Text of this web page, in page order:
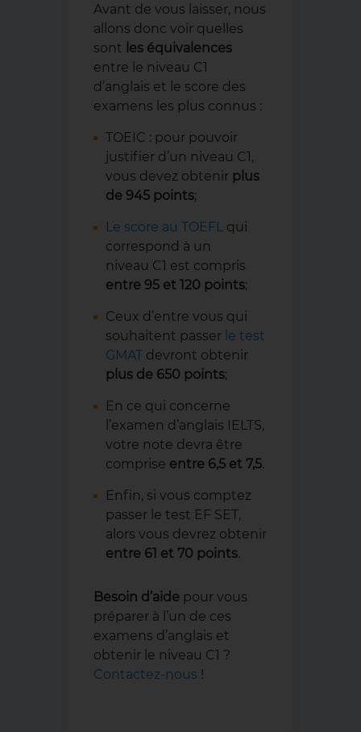
Avant de vous laisser, nous
allons donc voir quelles
sont les équivalences
entre le niveau C1
d’anglais et le score des
examens les plus connus :
TOEIC : pour pouvoir
justifier d’un niveau C1,
vous devez obtenir plus
de 945 points;
Le score au TOEFL qui
correspond à un
niveau C1 est compris
entre 95 et 120 points;
Ceux d’entre vous qui
souhaitent passer le test
GMAT devront obtenir
plus de 650 points;
En ce qui concerne
l’examen d’anglais IELTS,
votre note devra être
comprise entre 6,5 et 7,5.
Enfin, si vous comptez
passer le test EF SET,
alors vous devrez obtenir
entre 61 et 70 points.
Besoin d’aide pour vous
préparer à l’un de ces
examens d’anglais et
obtenir le niveau C1 ?
Contactez-nous !